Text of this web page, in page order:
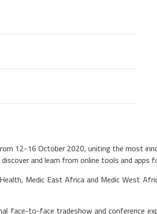
12-16 October 2020, uniting the most
and learn from online tools and apps
Medic East Africa and Medic West
face-to-face tradeshow and conference